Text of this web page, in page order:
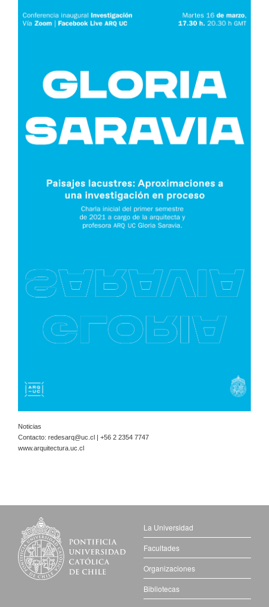
Noticias
Contacto: redesarq@uc.cl | +56 2 2354 7747
www.arquitectura.uc.cl
La Universidad
Facultades
Organizaciones
Bibliotecas